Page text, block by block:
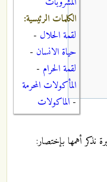
الكلمات الرئيسية:
لقمة الحلال -
حياة الانسان -
لقمة الحرام -
المأكولات المحرمة
-الماكولات
نذكر أهمها بإختصار: